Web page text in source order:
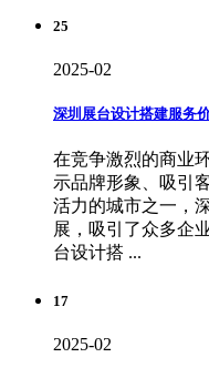
25
2025-02
深圳展台设计搭建服务
在竞争激烈的商业
示品牌形象、吸引
活力的城市之一，
展，吸引了众多企
台设计搭 ...
17
2025-02